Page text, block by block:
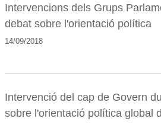
Intervencions dels Grups
debat sobre l'orientació política
14/09/2018
Intervenció del cap de Govern
sobre l'orientació política global